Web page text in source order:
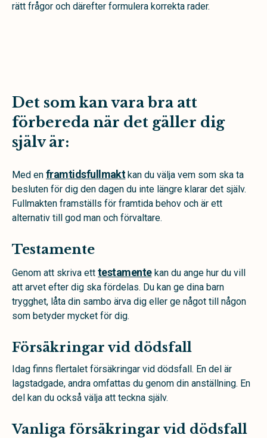
rätt frågor och därefter formulera korrekta rader.
Det som kan vara bra att
förbereda när det gäller dig
själv är:
Med en framtidsfullmaktkan du välja vem som ska ta
besluten för dig den dagen du inte längre klarar det själv.
Fullmakten framställs för framtida behov och är ett
alternativ till god man och förvaltare.
Testamente
Genom att skriva ett testamentekan du ange hur du vill
att arvet efter dig ska fördelas. Du kan ge dina barn
trygghet, låta din sambo ärva dig eller ge något till någon
som betyder mycket för dig.
Försäkringar vid dödsfall
Idag finns flertalet försäkringar vid dödsfall. En del är
lagstadgade, andra omfattas du genom din anställning. En
del kan du också välja att teckna själv.
Vanliga försäkringar vid dödsfall